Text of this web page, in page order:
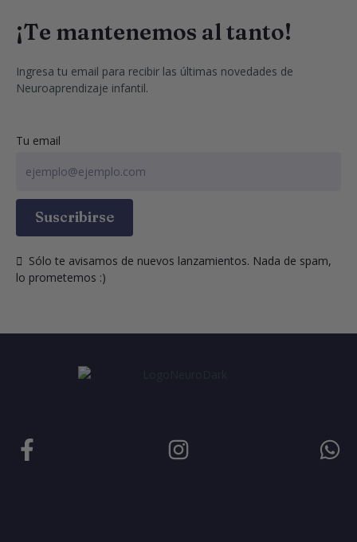
¡Te mantenemos al tanto!
Ingresa tu email para recibir las últimas novedades de
Neuroaprendizaje infantil.
Tu email
Suscribirse
  Sólo te avisamos de nuevos lanzamientos. Nada de spam,
lo prometemos :)